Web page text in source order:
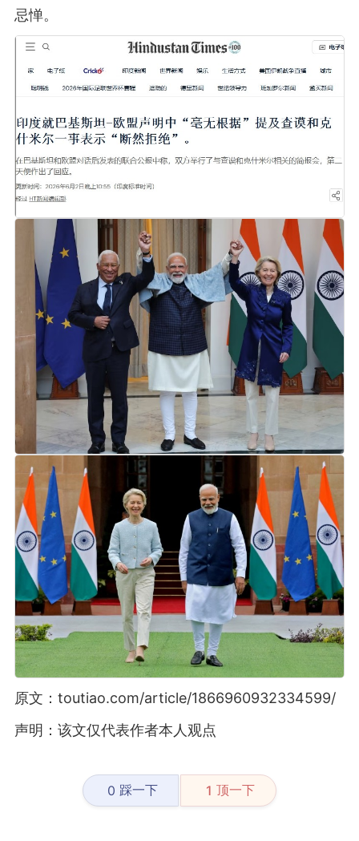
忌惮。
原文：toutiao.com/article/1866960932334599/
声明：该文仅代表作者本人观点
0 踩一下 1 顶一下